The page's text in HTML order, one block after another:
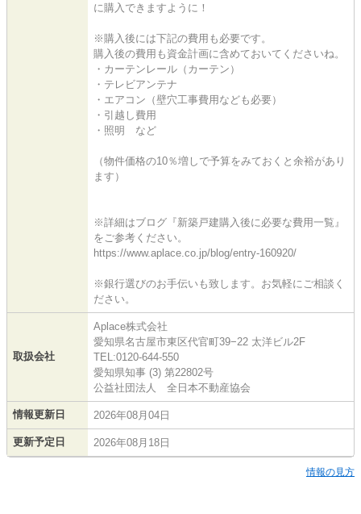
に購入できますように！
※購入後には下記の費用も必要です。
購入後の費用も資金計画に含めておいてくださいね。
・カーテンレール（カーテン）
・テレビアンテナ
・エアコン（壁穴工事費用なども必要）
・引越し費用
・照明 など
（物件価格の10％増しで予算をみておくと余裕があり
ます）
※詳細はブログ『新築戸建購入後に必要な費用一覧』
をご参考ください。
https://www.aplace.co.jp/blog/entry-160920/
※銀行選びのお手伝いも致します。お気軽にご相談く
ださい。
取扱会社
Aplace株式会社
愛知県名古屋市東区代官町39−22 太洋ビル2F
TEL:0120-644-550
愛知県知事 (3) 第22802号
公益社団法人 全日本不動産協会
情報更新日 2026年08月04日
更新予定日 2026年08月18日
情報の見方